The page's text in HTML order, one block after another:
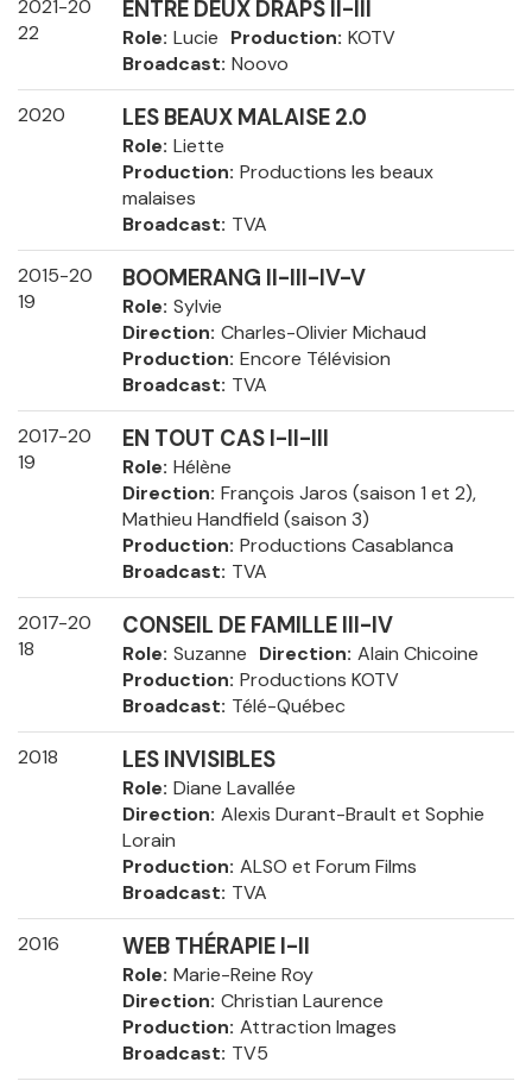
2021-20
22
ENTRE DEUX DRAPS II-III
Role Lucie Production KOTV
Broadcast Noovo
2020 LES BEAUX MALAISE 2.0
Role Liette
Production Productions les beaux
malaises
Broadcast TVA
2015-20
19
BOOMERANG II-III-IV-V
Role Sylvie
Direction Charles-Olivier Michaud
Production Encore Télévision
Broadcast TVA
2017-20
19
EN TOUT CAS I-II-III
Role Hélène
Direction François Jaros (saison 1 et 2),
Mathieu Handfield (saison 3)
Production Productions Casablanca
Broadcast TVA
2017-20
18
CONSEIL DE FAMILLE III-IV
Role Suzanne Direction Alain Chicoine
Production Productions KOTV
Broadcast Télé-Québec
2018 LES INVISIBLES
Role Diane Lavallée
Direction Alexis Durant-Brault et Sophie
Lorain
Production ALSO et Forum Films
Broadcast TVA
2016 WEB THÉRAPIE I-II
Role Marie-Reine Roy
Direction Christian Laurence
Production Attraction Images
Broadcast TV5